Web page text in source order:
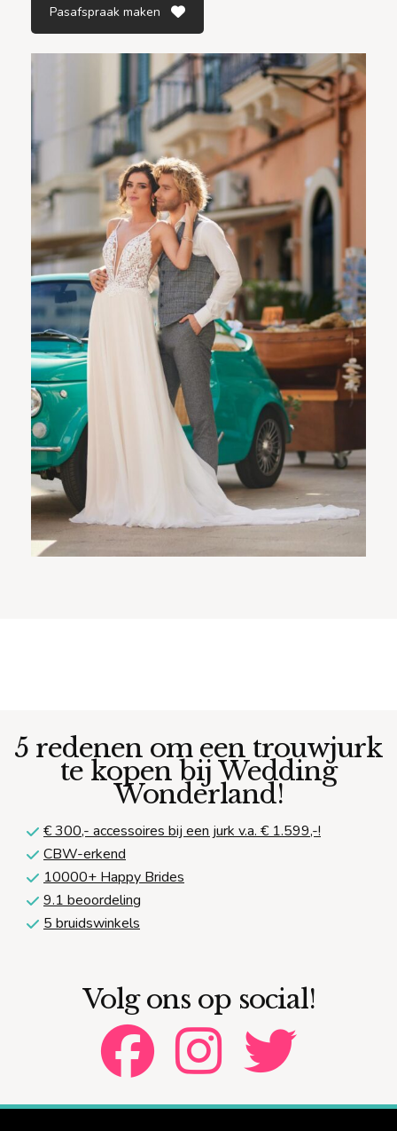
Pasafspraak maken
5 redenen om een trouwjurk
te kopen bij Wedding
Wonderland!
€ 300,- accessoires bij een jurk v.a. € 1.599,-!
CBW-erkend
10000+ Happy Brides
9.1 beoordeling
5 bruidswinkels
Volg ons op social!